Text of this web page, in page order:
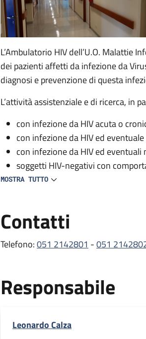
L’Ambulatorio HIV dell’U.O. Malattie
dei pazienti affetti da infezione da
diagnosi e prevenzione di questa
L’attività assistenziale e di ricerca, in
con infezione da HIV acuta o
con infezione da HIV ed
con infezione da HIV ed
soggetti HIV-negativi con
del test HIV).
antiretrovirali) e partecipa a vari
alle comorbosità e all’efficacia/
L’ambulatorio si occupa dei pazienti
monitoraggio dell’infezione, oltre alla
farmaci per il trattamento delle
MOSTRA TUTTO
Contatti
Telefono:051 2142801 -051
Responsabile
Leonardo Calza